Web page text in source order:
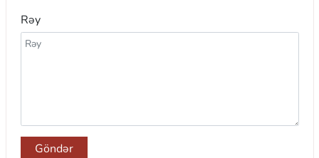
Rəy
Göndər